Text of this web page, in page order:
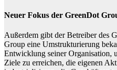
Neuer Fokus der GreenDot
Außerdem gibt der Betreiber des
Group eine Umstrukturierung
Entwicklung seiner Organisation,
Ziele zu erreichen, die eigenen